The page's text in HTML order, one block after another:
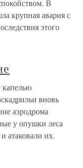
В
крупная авария с
этого
вновь
аэродрома
у опушки леса
атаковали их.